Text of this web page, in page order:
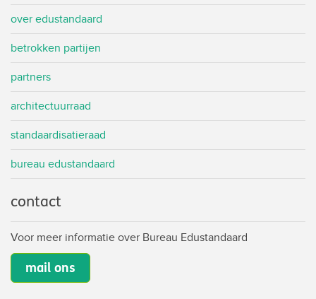
over edustandaard
betrokken partijen
partners
architectuurraad
standaardisatieraad
bureau edustandaard
contact
Voor meer informatie over Bureau Edustandaard
mail ons